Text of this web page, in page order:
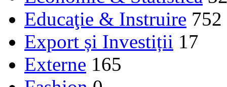
Educaţie & Instruire 752
Export și Investiții 17
Externe 165